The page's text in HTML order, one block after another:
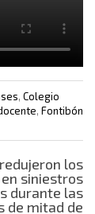
, Colegio
, Fontibón
los
siniestros
durante las
de mitad de